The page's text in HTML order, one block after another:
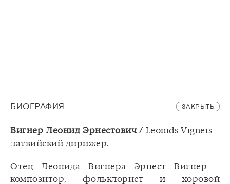
БИОГРАФИЯ ЗАКРЫТЬ
Вигнер Леонид Эрнестович / Leonīds Vīgners –
латвийский дирижер.
Отец Леонида Вигнера Эрнест Вигнер –
композитор, фольклорист и хоровой